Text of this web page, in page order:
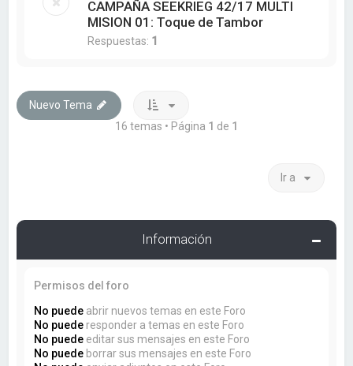
CAMPAÑA SEEKRIEG 42/17 MULTI
MISION 01: Toque de Tambor
Respuestas: 1
Nuevo Tema
16 temas • Página 1 de 1
Ir a
Información
Permisos del foro
No puede abrir nuevos temas en este Foro
No puede responder a temas en este Foro
No puede editar sus mensajes en este Foro
No puede borrar sus mensajes en este Foro